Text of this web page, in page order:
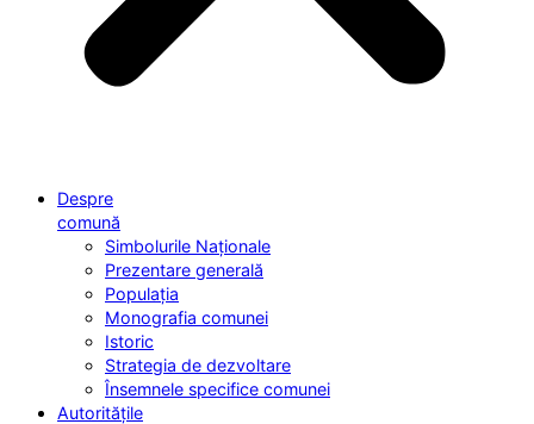
Despre
comună
Simbolurile Naționale
Prezentare generală
Populația
Monografia comunei
Istoric
Strategia de dezvoltare
Însemnele specifice comunei
Autoritățile